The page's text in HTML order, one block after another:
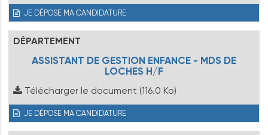
JE DÉPOSE MA CANDIDATURE
DÉPARTEMENT
ASSISTANT DE GESTION ENFANCE - MDS DE
LOCHES H/F
Télécharger le document (116.0 Ko)
JE DÉPOSE MA CANDIDATURE